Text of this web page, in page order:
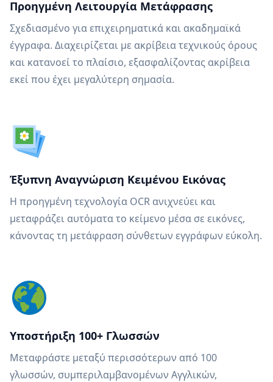
Προηγμένη Λειτουργία Μετάφρασης
Σχεδιασμένο για επιχειρηματικά και ακαδημαϊκά
έγγραφα. Διαχειρίζεται με ακρίβεια τεχνικούς όρους
και κατανοεί το πλαίσιο, εξασφαλίζοντας ακρίβεια
εκεί που έχει μεγαλύτερη σημασία.
Έξυπνη Αναγνώριση Κειμένου Εικόνας
Η προηγμένη τεχνολογία OCR ανιχνεύει και
μεταφράζει αυτόματα το κείμενο μέσα σε εικόνες,
κάνοντας τη μετάφραση σύνθετων εγγράφων εύκολη.
Υποστήριξη 100+ Γλωσσών
Μεταφράστε μεταξύ περισσότερων από 100
γλωσσών, συμπεριλαμβανομένων Αγγλικών,